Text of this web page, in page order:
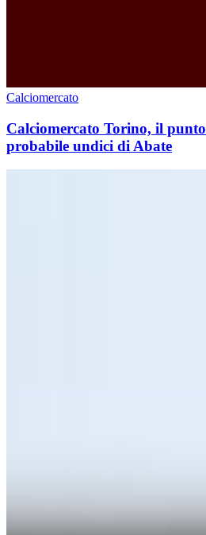
Calciomercato
Calciomercato Torino, il
probabile undici di Abate